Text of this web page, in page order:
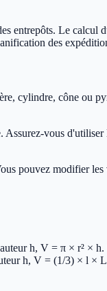
entrepôts. Le calcul
des
cylindre, cône ou
vous
pouvez modifier
h, V = π × r² ×
h, V = (1/3) × l ×